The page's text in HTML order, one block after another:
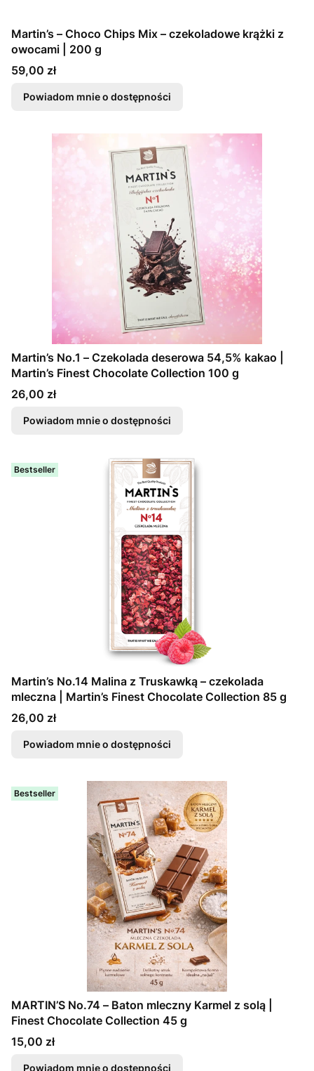
Martin’s – Choco Chips Mix – czekoladowe krążki z
owocami | 200 g
Cena
59,00 zł
Powiadom mnie o dostępności
Martin’s No.1 – Czekolada deserowa 54,5% kakao |
Martin’s Finest Chocolate Collection 100 g
Cena
26,00 zł
Powiadom mnie o dostępności
Bestseller
Martin’s No.14 Malina z Truskawką – czekolada
mleczna | Martin’s Finest Chocolate Collection 85 g
Cena
26,00 zł
Powiadom mnie o dostępności
Bestseller
MARTIN’S No.74 – Baton mleczny Karmel z solą |
Finest Chocolate Collection 45 g
Cena
15,00 zł
Powiadom mnie o dostępności